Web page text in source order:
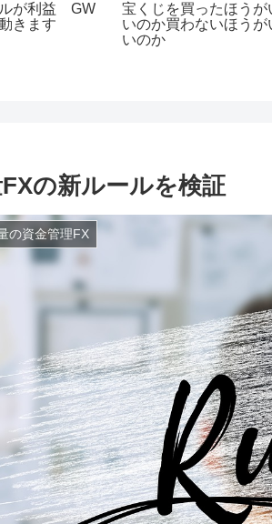
が利益 GW
きます
宝くじを買ったほうが
いのか買わないほうが
いのか
の新ルールを検証
の資金管理FX